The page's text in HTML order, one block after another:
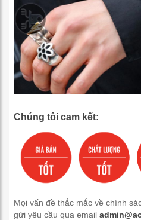
Chúng tôi cam kết:
Mọi vấn đề thắc mắc về chính
gửi yêu cầu qua email